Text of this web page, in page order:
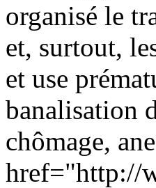
organisé le
et, surtout,
et use
banalisation
chômage,
href="http://